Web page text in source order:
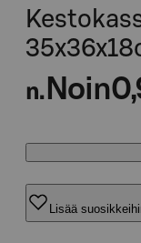
n. Noin
Lisää